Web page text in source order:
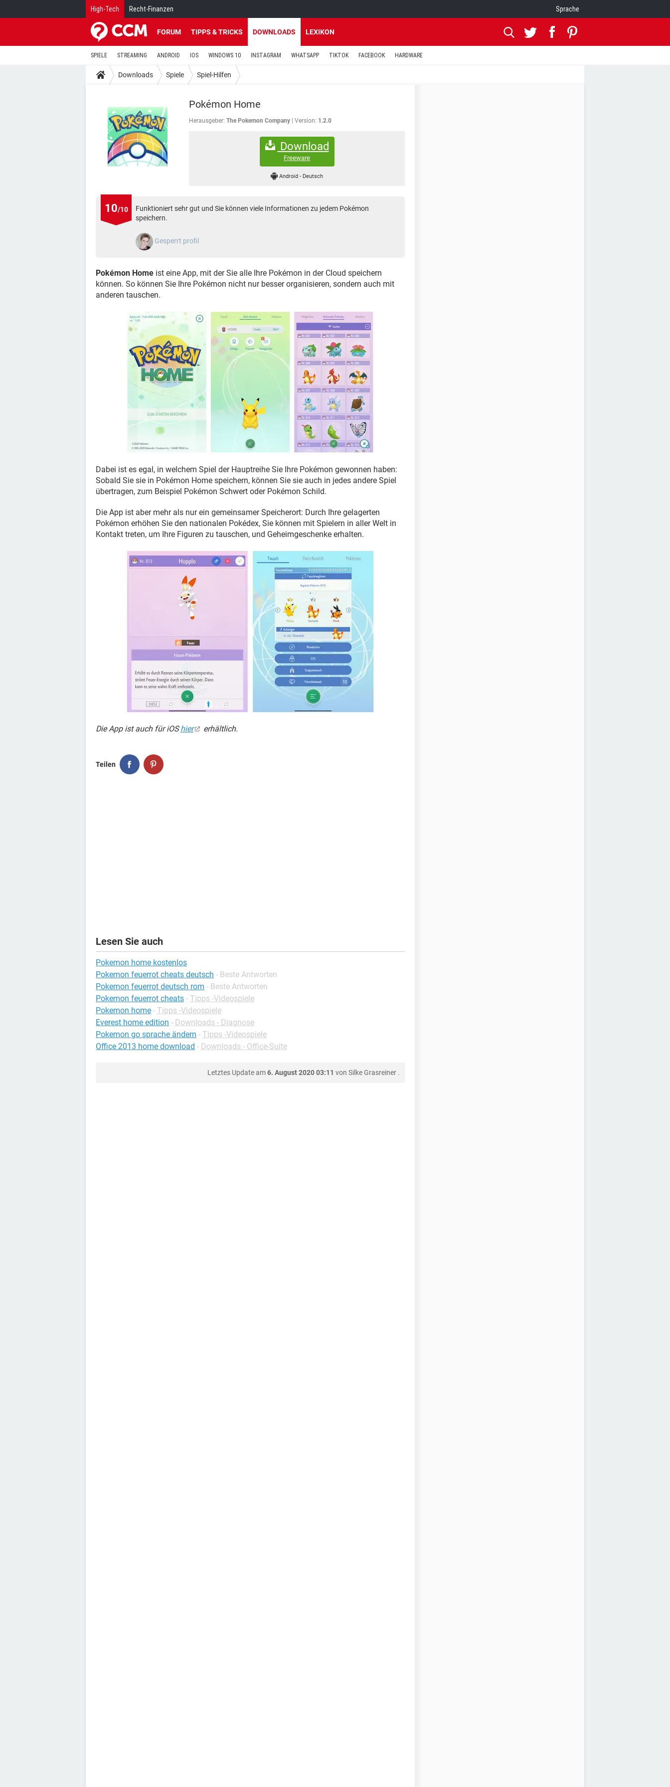
High-Tech Recht-Finanzen Sprache
FORUM TIPPS & TRICKS DOWNLOADS LEXIKON
SPIELE STREAMING ANDROID IOS WINDOWS 10 INSTAGRAM WHATSAPP TIKTOK FACEBOOK HARDWARE
Downloads Spiele Spiel-Hilfen
Pokémon Home
Herausgeber: The Pokemon Company Version: 1.2.0
Download
Freeware
Android- Deutsch
10/10
Funktioniert sehr gut und Sie können viele Informationen zu jedem Pokémon
speichern.
Gesperrt profil
Pokémon Home ist eine App, mit der Sie alle Ihre Pokémon in der Cloud speichern
können. So können Sie Ihre Pokémon nicht nur besser organisieren, sondern auch mit
anderen tauschen.
Dabei ist es egal, in welchem Spiel der Hauptreihe Sie Ihre Pokémon gewonnen haben:
Sobald Sie sie in Pokémon Home speichern, können Sie sie auch in jedes andere Spiel
übertragen, zum Beispiel Pokémon Schwert oder Pokémon Schild.
Die App ist aber mehr als nur ein gemeinsamer Speicherort: Durch Ihre gelagerten
Pokémon erhöhen Sie den nationalen Pokédex, Sie können mit Spielern in aller Welt in
Kontakt treten, um Ihre Figuren zu tauschen, und Geheimgeschenke erhalten.
Die App ist auch für iOShier erhältlich.
Teilen
Lesen Sie auch
Pokemon home kostenlos
Pokemon feuerrot cheats deutsch - Beste Antworten
Pokemon feuerrot deutsch rom - Beste Antworten
Pokemon feuerrot cheats - Tipps -Videospiele
Pokemon home - Tipps -Videospiele
Everest home edition - Downloads - Diagnose
Pokemon go sprache ändern - Tipps -Videospiele
Office 2013 home download - Downloads - Office-Suite
Letztes Update am6. August 2020 03:11 von Silke Grasreiner .